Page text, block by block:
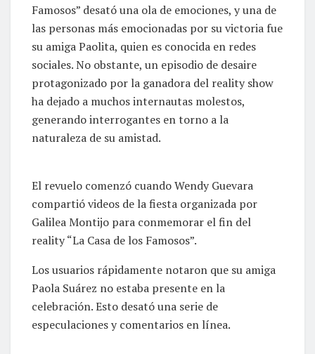
Famosos” desató una ola de emociones, y una de
las personas más emocionadas por su victoria fue
su amiga Paolita, quien es conocida en redes
sociales. No obstante, un episodio de desaire
protagonizado por la ganadora del reality show
ha dejado a muchos internautas molestos,
generando interrogantes en torno a la
naturaleza de su amistad.
El revuelo comenzó cuando Wendy Guevara
compartió videos de la fiesta organizada por
Galilea Montijo para conmemorar el fin del
reality “La Casa de los Famosos”.
Los usuarios rápidamente notaron que su amiga
Paola Suárez no estaba presente en la
celebración. Esto desató una serie de
especulaciones y comentarios en línea.